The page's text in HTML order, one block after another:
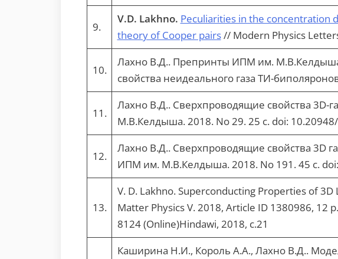
9.
V.D. Lakhno. Peculiarities in the concentration
theory of Cooper pairs// Modern Physics
10.
Лахно В.Д.. Препринты ИПМ им.
свойства неидеального газа ТИ-
11.
Лахно В.Д.. Сверхпроводящие свойства
М.В.Келдыша. 2018. No 29. 25 с. doi:
12.
Лахно В.Д.. Сверхпроводящие свойства 3D
ИПМ им. М.В.Келдыша. 2018. No 191. 45 с.
13.
V. D. Lakhno. Superconducting Properties of
Matter Physics V. 2018, Article ID 1380986, 12
8124 (Online)Hindawi, 2018, с.21
Каширина Н.И., Король А.А., Лахно В.Д..